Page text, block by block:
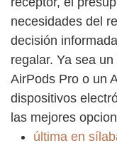
necesidades del
decisión
regalar. Ya sea
AirPods Pro o un
dispositivos
las mejores
última en